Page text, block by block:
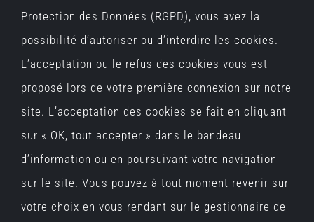
Protection des Données (RGPD), vous avez la
possibilité d’autoriser ou d’interdire les cookies.
L’acceptation ou le refus des cookies vous est
proposé lors de votre première connexion sur notre
site. L’acceptation des cookies se fait en cliquant
sur « OK, tout accepter » dans le bandeau
d’information ou en poursuivant votre navigation
sur le site. Vous pouvez à tout moment revenir sur
votre choix en vous rendant sur le gestionnaire de